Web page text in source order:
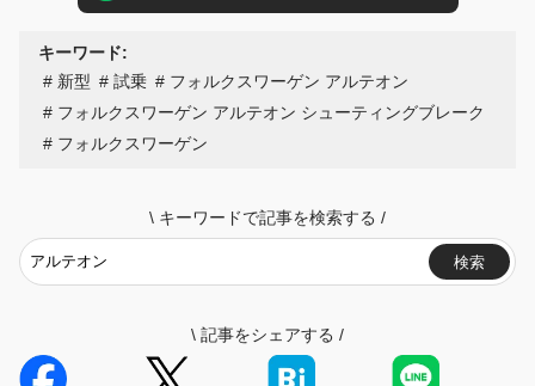
キーワード:
新型
試乗
フォルクスワーゲン アルテオン
フォルクスワーゲン アルテオン シューティングブレーク
フォルクスワーゲン
\ キーワードで記事を検索する /
検索
\ 記事をシェアする /